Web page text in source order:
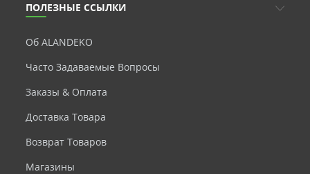
ПОЛЕЗНЫЕ ССЫЛКИ
Об ALANDEKO
Часто Задаваемые Вопросы
Заказы & Оплата
Доставка Товара
Возврат Товаров
Магазины